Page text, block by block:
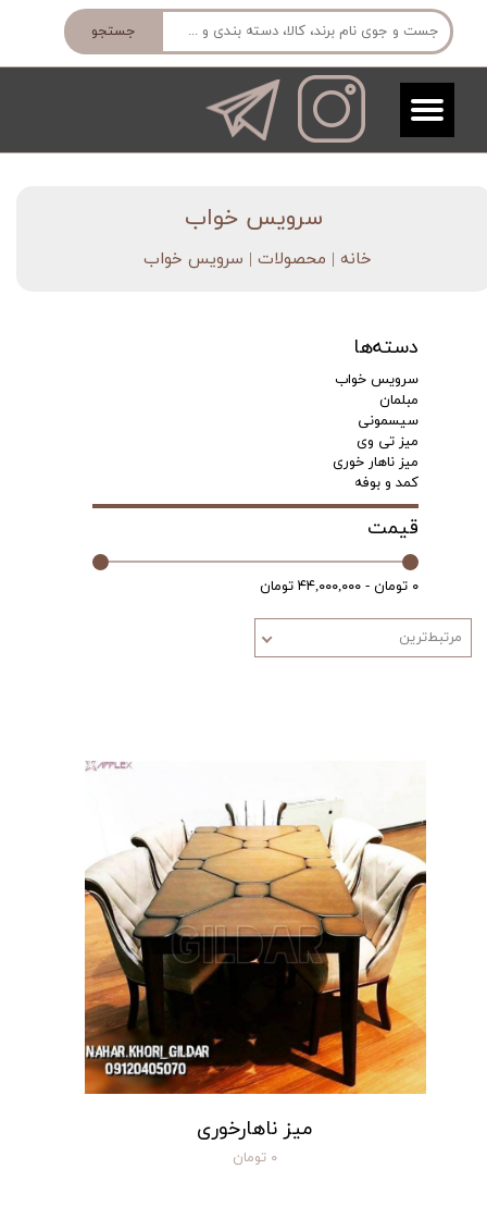
جستجو
خانه | محصولات | سرویس خواب
​سرویس خواب
دسته‌ها
سرویس خواب
مبلمان
سیسمونی
میز تی وی
میز ناهار خوری
کمد و بوفه
قیمت
۰ تومان - ۴۴,۰۰۰,۰۰۰ تومان
مرتبط‌ترین
میز ناهارخوری
۰ تومان